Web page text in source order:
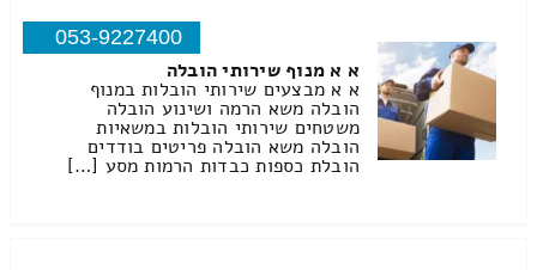
053-9227400
א א מנוף שירותי הובלה
א א מבצעים שירותי הובלות במנוף
הובלה משא הרמה ושינוע הובלה
משטחים שירותי הובלות במשאיות
הובלה משא הובלה פריטים בודדים
הובלת כספות כבדות הרמות מסע […]